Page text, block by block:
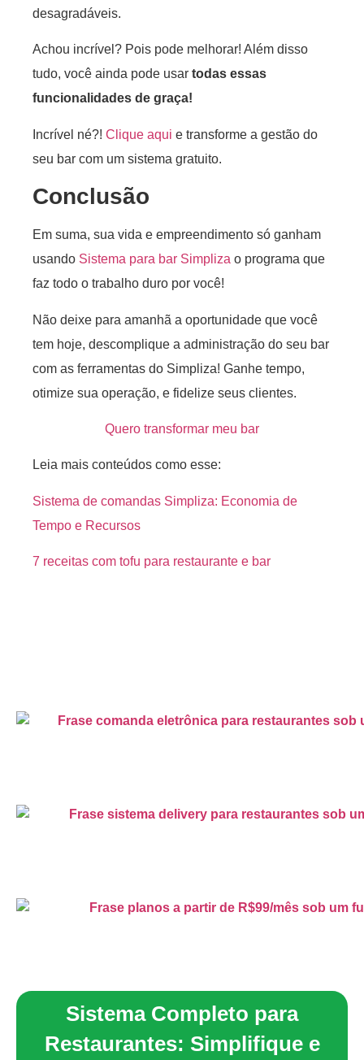
desagradáveis.
Achou incrível? Pois pode melhorar! Além disso
tudo, você ainda pode usar todas essas
funcionalidades de graça!
Incrível né?! Clique aqui e transforme a gestão do
seu bar com um sistema gratuito.
Conclusão
Em suma, sua vida e empreendimento só ganham
usando Sistema para bar Simpliza o programa que
faz todo o trabalho duro por você!
Não deixe para amanhã a oportunidade que você
tem hoje, descomplique a administração do seu bar
com as ferramentas do Simpliza! Ganhe tempo,
otimize sua operação, e fidelize seus clientes.
Quero transformar meu bar
Leia mais conteúdos como esse:
Sistema de comandas Simpliza: Economia de
Tempo e Recursos
7 receitas com tofu para restaurante e bar
Sistema Completo para
Restaurantes: Simplifique e